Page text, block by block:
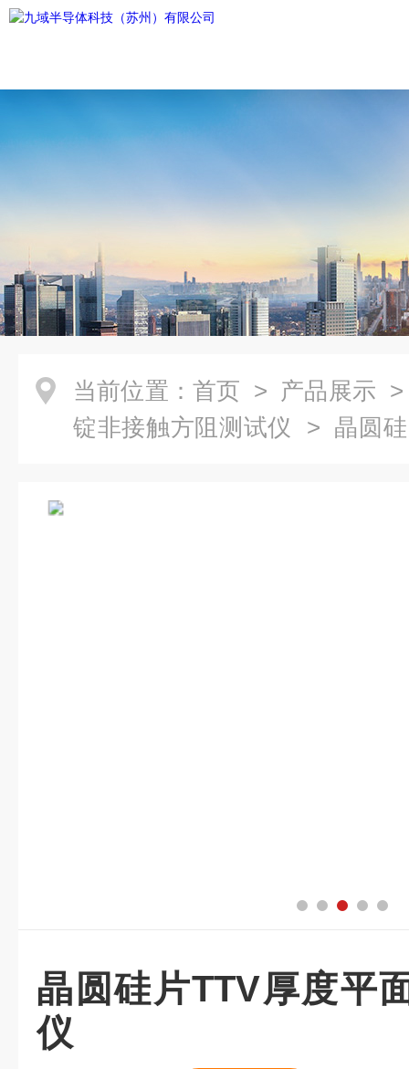
当前位置： 首页 > 产品展示
锭非接触方阻测试仪 > 晶圆硅
晶圆硅片TTV厚度平
仪